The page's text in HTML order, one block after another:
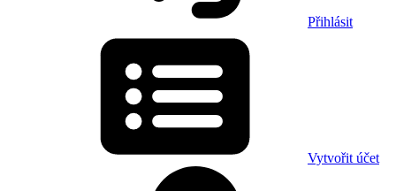
Přihlásit
Vytvořit účet